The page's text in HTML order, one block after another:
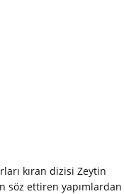
kıran dizisi Zeytin
söz ettiren yapımlardan